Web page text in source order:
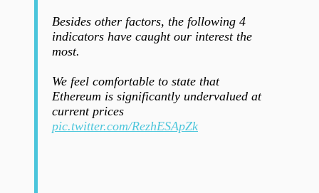
Besides other factors, the following 4
indicators have caught our interest the
most.
We feel comfortable to state that
Ethereum is significantly undervalued at
current prices
pic.twitter.com/RezhESApZk